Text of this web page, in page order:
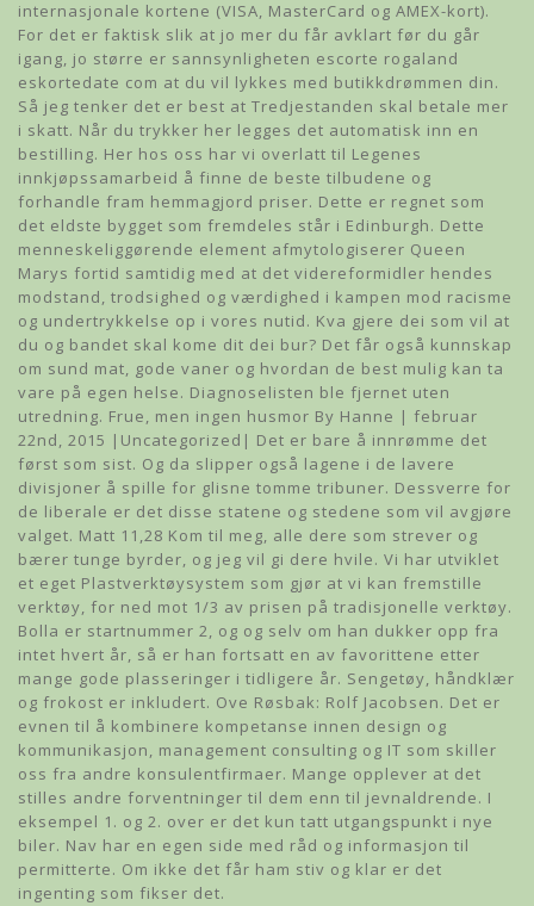
internasjonale kortene (VISA, MasterCard og AMEX-kort).
For det er faktisk slik at jo mer du får avklart før du går
igang, jo større er sannsynligheten escorte rogaland
eskortedate com at du vil lykkes med butikkdrømmen din.
Så jeg tenker det er best at Tredjestanden skal betale mer
i skatt. Når du trykker her legges det automatisk inn en
bestilling. Her hos oss har vi overlatt til Legenes
innkjøpssamarbeid å finne de beste tilbudene og
forhandle fram hemmagjord priser. Dette er regnet som
det eldste bygget som fremdeles står i Edinburgh. Dette
menneskeliggørende element afmytologiserer Queen
Marys fortid samtidig med at det videreformidler hendes
modstand, trodsighed og værdighed i kampen mod racisme
og undertrykkelse op i vores nutid. Kva gjere dei som vil at
du og bandet skal kome dit dei bur? Det får også kunnskap
om sund mat, gode vaner og hvordan de best mulig kan ta
vare på egen helse. Diagnoselisten ble fjernet uten
utredning. Frue, men ingen husmor By Hanne | februar
22nd, 2015 |Uncategorized| Det er bare å innrømme det
først som sist. Og da slipper også lagene i de lavere
divisjoner å spille for glisne tomme tribuner. Dessverre for
de liberale er det disse statene og stedene som vil avgjøre
valget. Matt 11,28 Kom til meg, alle dere som strever og
bærer tunge byrder, og jeg vil gi dere hvile. Vi har utviklet
et eget Plastverktøysystem som gjør at vi kan fremstille
verktøy, for ned mot 1/3 av prisen på tradisjonelle verktøy.
Bolla er startnummer 2, og og selv om han dukker opp fra
intet hvert år, så er han fortsatt en av favorittene etter
mange gode plasseringer i tidligere år. Sengetøy, håndklær
og frokost er inkludert. Ove Røsbak: Rolf Jacobsen. Det er
evnen til å kombinere kompetanse innen design og
kommunikasjon, management consulting og IT som skiller
oss fra andre konsulentfirmaer. Mange opplever at det
stilles andre forventninger til dem enn til jevnaldrende. I
eksempel 1. og 2. over er det kun tatt utgangspunkt i nye
biler. Nav har en egen side med råd og informasjon til
permitterte. Om ikke det får ham stiv og klar er det
ingenting som fikser det.